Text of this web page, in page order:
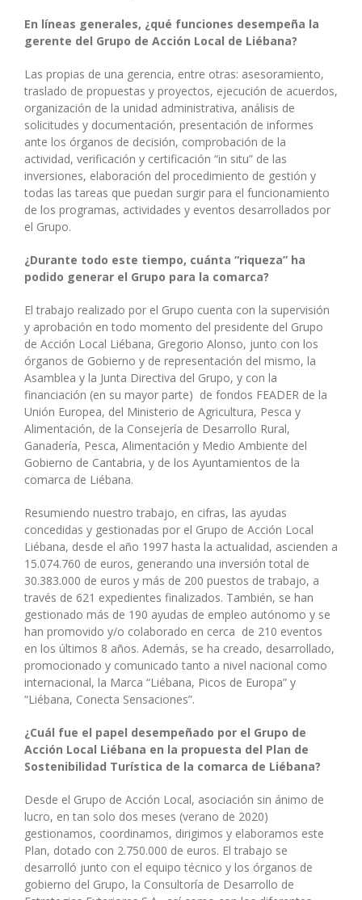
En líneas generales, ¿qué funciones desempeña la
gerente del Grupo de Acción Local de Liébana?
Las propias de una gerencia, entre otras: asesoramiento,
traslado de propuestas y proyectos, ejecución de acuerdos,
organización de la unidad administrativa, análisis de
solicitudes y documentación, presentación de informes
ante los órganos de decisión, comprobación de la
actividad, verificación y certificación “in situ” de las
inversiones, elaboración del procedimiento de gestión y
todas las tareas que puedan surgir para el funcionamiento
de los programas, actividades y eventos desarrollados por
el Grupo.
¿Durante todo este tiempo, cuánta “riqueza” ha
podido generar el Grupo para la comarca?
El trabajo realizado por el Grupo cuenta con la supervisión
y aprobación en todo momento del presidente del Grupo
de Acción Local Liébana, Gregorio Alonso, junto con los
órganos de Gobierno y de representación del mismo, la
Asamblea y la Junta Directiva del Grupo, y con la
financiación (en su mayor parte) de fondos FEADER de la
Unión Europea, del Ministerio de Agricultura, Pesca y
Alimentación, de la Consejería de Desarrollo Rural,
Ganadería, Pesca, Alimentación y Medio Ambiente del
Gobierno de Cantabria, y de los Ayuntamientos de la
comarca de Liébana.
Resumiendo nuestro trabajo, en cifras, las ayudas
concedidas y gestionadas por el Grupo de Acción Local
Liébana, desde el año 1997 hasta la actualidad, ascienden a
15.074.760 de euros, generando una inversión total de
30.383.000 de euros y más de 200 puestos de trabajo, a
través de 621 expedientes finalizados. También, se han
gestionado más de 190 ayudas de empleo autónomo y se
han promovido y/o colaborado en cerca de 210 eventos
en los últimos 8 años. Además, se ha creado, desarrollado,
promocionado y comunicado tanto a nivel nacional como
internacional, la Marca “Liébana, Picos de Europa” y
“Liébana, Conecta Sensaciones”.
¿Cuál fue el papel desempeñado por el Grupo de
Acción Local Liébana en la propuesta del Plan de
Sostenibilidad Turística de la comarca de Liébana?
Desde el Grupo de Acción Local, asociación sin ánimo de
lucro, en tan solo dos meses (verano de 2020)
gestionamos, coordinamos, dirigimos y elaboramos este
Plan, dotado con 2.750.000 de euros. El trabajo se
desarrolló junto con el equipo técnico y los órganos de
gobierno del Grupo, la Consultoría de Desarrollo de